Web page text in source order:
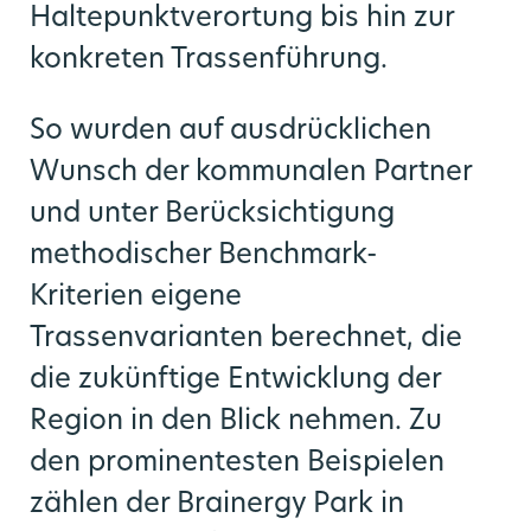
Haltepunktverortung bis hin zur
konkreten Trassenführung.
So wurden auf ausdrücklichen
Wunsch der kommunalen Partner
und unter Berücksichtigung
methodischer Benchmark-
Kriterien eigene
Trassenvarianten berechnet, die
die zukünftige Entwicklung der
Region in den Blick nehmen. Zu
den prominentesten Beispielen
zählen der Brainergy Park in